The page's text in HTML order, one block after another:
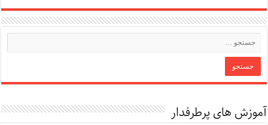
آموزش های پرطرفدار